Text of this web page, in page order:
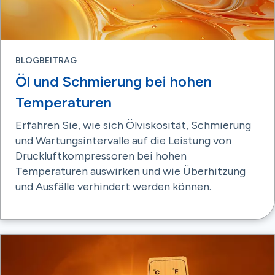
BLOGBEITRAG
Öl und Schmierung bei hohen
Temperaturen
Erfahren Sie, wie sich Ölviskosität, Schmierung
und Wartungsintervalle auf die Leistung von
Druckluftkompressoren bei hohen
Temperaturen auswirken und wie Überhitzung
und Ausfälle verhindert werden können.